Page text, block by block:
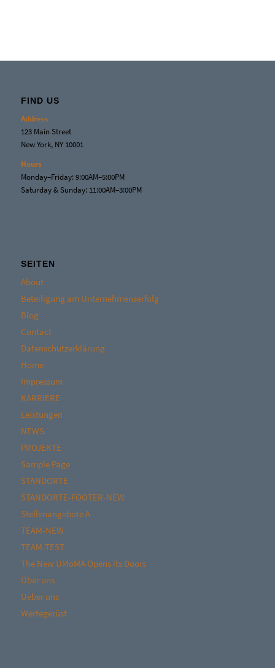
FIND US
Address
123 Main Street
New York, NY 10001
Hours
Monday–Friday: 9:00AM–5:00PM
Saturday & Sunday: 11:00AM–3:00PM
SEITEN
About
Beteiligung am Unternehmenserfolg
Blog
Contact
Datenschutzerklärung
Home
Impressum
KARRIERE
Leistungen
NEWS
PROJEKTE
Sample Page
STANDORTE
STANDORTE-FOOTER-NEW
Stellenangebote A
TEAM-NEW
TEAM-TEST
The New UMoMA Opens its Doors
Über uns
Ueber uns
Wertegerüst